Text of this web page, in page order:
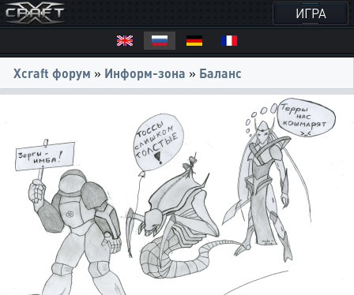
ИГРА
Xcraft форум » Информ-зона » Баланс